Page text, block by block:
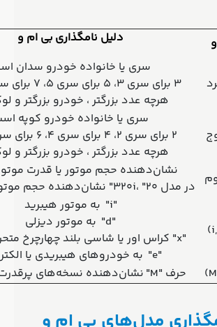
دلیل نامگذاری بی ام و
سری یا خانواده خودرو سدان
3 برای سری 3، 5 برای سری 5، 7 برای سری 7 و...
هرچه عدد بزرگتر ، خودرو بزرگتر و
سری یا خانواده خودرو کوپه
2 برای سری 2، 4 برای سری 4، 6 برای سری 6 و...
هرچه عدد بزرگتر ، خودرو بزرگتر و
نشان‌دهنده حجم موتور یا قدرت
در مدل 320i، "20" نشان‌دهنده حجم موتور 2.0 لیتری
"i" به موتور هیبرید
"d" به موتور دیزلی
"x" کراس اور یا شاسی بلند چهارچرخ متحرک (AWD)
"e" به خودروهای هیبریدی یا الکتریکی
حرف "M" نشان‌دهنده نسخه‌های پرقدرت و اسپرت